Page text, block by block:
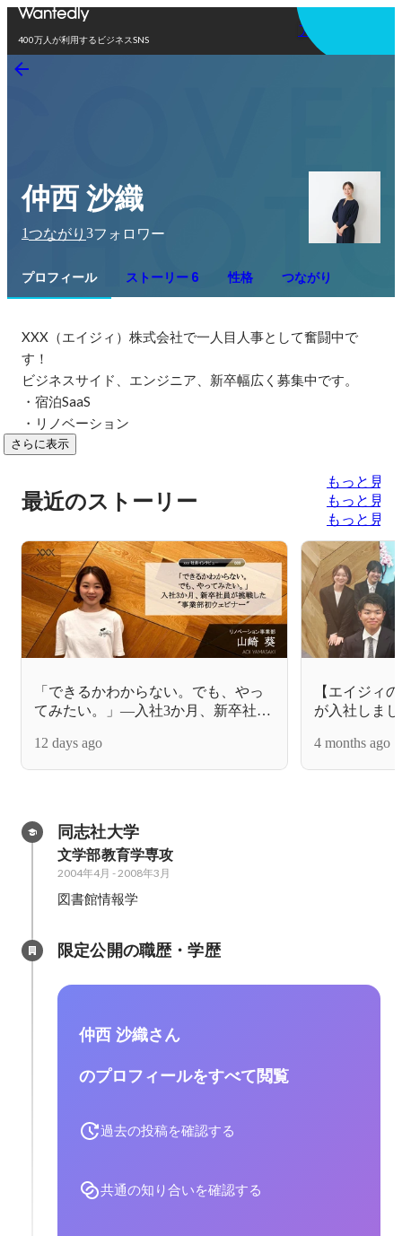
400万人が利用するビジネスSNS
アプリを使う
仲西 沙織
1つながり 3フォロワー
プロフィール ストーリー 6 性格 つながり
XXX（エイジィ）株式会社で一人目人事として奮闘中で
す！
ビジネスサイド、エンジニア、新卒幅広く募集中です。
・宿泊SaaS
・リノベーション
さらに表示
最近のストーリー
もっと見る
もっと見る
もっと見る
「できるかわからない。でも、やっ
てみたい。」―入社3か月、新卒社員
12 days ago
【エイジィ
が入社しま
4 months ago
同志社大学
文学部教育学専攻
2004年4月 - 2008年3月
図書館情報学
限定公開の職歴・学歴
仲西 沙織さん
のプロフィールをすべて閲覧
過去の投稿を確認する
共通の知り合いを確認する